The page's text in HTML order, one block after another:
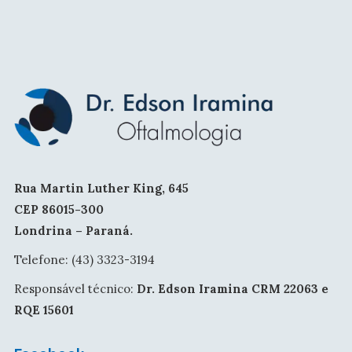
Rua Martin Luther King, 645
CEP 86015-300
Londrina – Paraná.
Telefone: (43) 3323-3194
Responsável técnico: Dr. Edson Iramina CRM 22063 e
RQE 15601